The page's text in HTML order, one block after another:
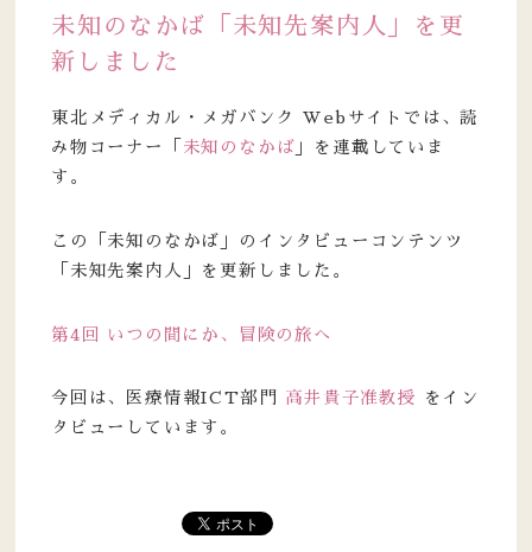
未知のなかば「未知先案内人」を更
新しました
東北メディカル・メガバンク Webサイトでは、読
み物コーナー「 未知のなかば 」を連載していま
す。
この「未知のなかば」のインタビューコンテンツ
「未知先案内人」を更新しました。
第4回 いつの間にか、冒険の旅へ
今回は、医療情報ICT部門 高井貴子准教授
をイン
タビューしています。